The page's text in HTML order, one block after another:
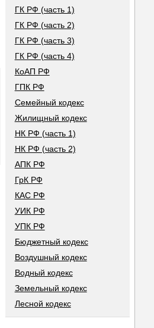
ГК РФ (часть 1)
ГК РФ (часть 2)
ГК РФ (часть 3)
ГК РФ (часть 4)
КоАП РФ
ГПК РФ
Семейный кодекс
Жилищный кодекс
НК РФ (часть 1)
НК РФ (часть 2)
АПК РФ
ГрК РФ
КАС РФ
УИК РФ
УПК РФ
Бюджетный кодекс
Воздушный кодекс
Водный кодекс
Земельный кодекс
Лесной кодекс